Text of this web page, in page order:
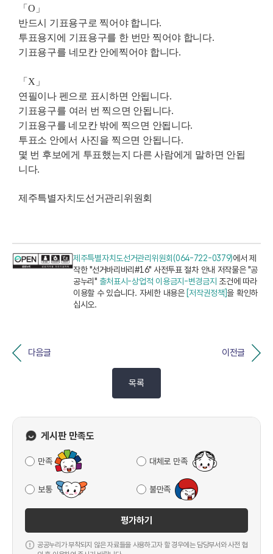
「 O 」
반드시 기표용구로 찍어야 합니다.
투표용지에 기표용구를 한 번만 찍어야 합니다.
기표용구를 네모칸 안에찍어야 합니다.
「 X 」
연필이나 펜으로 표시하면 안됩니다.
기표용구를 여러 번 찍으면 안됩니다.
기표용구를 네모칸 밖에 찍으면 안됩니다.
투표소 안에서 사진을 찍으면 안됩니다.
몇 번 후보에게 투표했는지 다른 사람에게 말하면 안됩
니다.
제주특별자치도선거관리위원회
제주특별자치도선거관리위원회(064-722-0379)에서 제
작한 "선거바리바리#16" 사전투표 절차 안내 저작물은 "공
공누리" 출처표시-상업적 이용금지-변경금지 조건에 따라
이용할 수 있습니다. 자세한 내용은 [저작권정책]을 확인하
십시오.
다음글 이전글
목록
게시판 만족도
만족 대체로 만족
보통 불만족
평가하기
공공누리가 부착되지 않은 자료들을 사용하고자 할 경우에는 담당부서와 사전 협